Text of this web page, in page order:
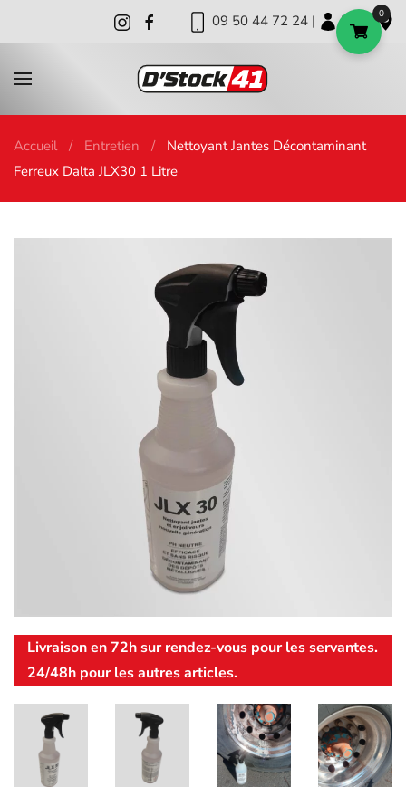
09 50 44 72 24 | | |
Accueil Entretien
Nettoyant Jantes Décontaminant
Ferreux Dalta JLX30 1 Litre
Livraison en 72h sur rendez-vous pour les servantes.
24/48h pour les autres articles.
0